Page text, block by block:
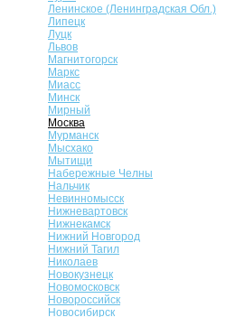
Ленинское (Ленинградская Обл.)
Липецк
Луцк
Львов
Магнитогорск
Маркс
Миасс
Минск
Мирный
Москва
Мурманск
Мысхако
Мытищи
Набережные Челны
Нальчик
Невинномысск
Нижневартовск
Нижнекамск
Нижний Новгород
Нижний Тагил
Николаев
Новокузнецк
Новомосковск
Новороссийск
Новосибирск